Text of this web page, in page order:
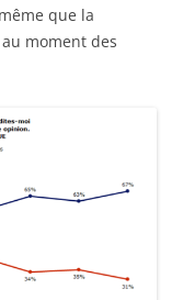
que la
moment des